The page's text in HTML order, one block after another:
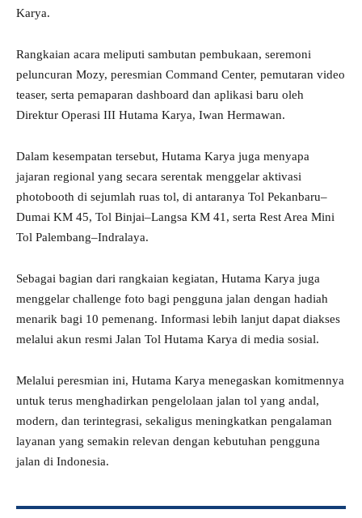
Karya.
Rangkaian acara meliputi sambutan pembukaan, seremoni
peluncuran Mozy, peresmian Command Center, pemutaran video
teaser, serta pemaparan dashboard dan aplikasi baru oleh
Direktur Operasi III Hutama Karya, Iwan Hermawan.
Dalam kesempatan tersebut, Hutama Karya juga menyapa
jajaran regional yang secara serentak menggelar aktivasi
photobooth di sejumlah ruas tol, di antaranya Tol Pekanbaru–
Dumai KM 45, Tol Binjai–Langsa KM 41, serta Rest Area Mini
Tol Palembang–Indralaya.
Sebagai bagian dari rangkaian kegiatan, Hutama Karya juga
menggelar challenge foto bagi pengguna jalan dengan hadiah
menarik bagi 10 pemenang. Informasi lebih lanjut dapat diakses
melalui akun resmi Jalan Tol Hutama Karya di media sosial.
Melalui peresmian ini, Hutama Karya menegaskan komitmennya
untuk terus menghadirkan pengelolaan jalan tol yang andal,
modern, dan terintegrasi, sekaligus meningkatkan pengalaman
layanan yang semakin relevan dengan kebutuhan pengguna
jalan di Indonesia.